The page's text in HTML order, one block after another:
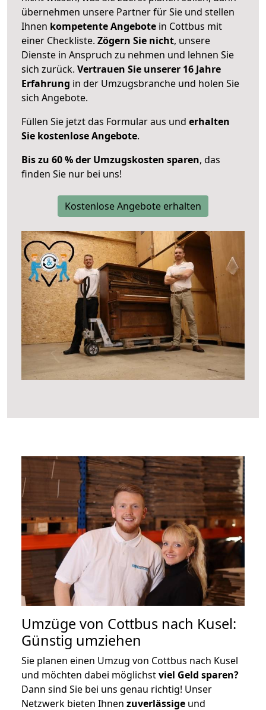
übernehmen unsere Partner für Sie und stellen
Ihnen kompetente Angebote in Cottbus mit
einer Checkliste. Zögern Sie nicht, unsere
Dienste in Anspruch zu nehmen und lehnen Sie
sich zurück. Vertrauen Sie unserer 16 Jahre
Erfahrung in der Umzugsbranche und holen Sie
sich Angebote.
Füllen Sie jetzt das Formular aus und erhalten
Sie kostenlose Angebote.
Bis zu 60 % der Umzugskosten sparen, das
finden Sie nur bei uns!
Kostenlose Angebote erhalten
Umzüge von Cottbus nach Kusel:
Günstig umziehen
Sie planen einen Umzug von Cottbus nach Kusel
und möchten dabei möglichstviel Geld sparen?
Dann sind Sie bei uns genau richtig! Unser
Netzwerk bieten Ihnen zuverlässige und